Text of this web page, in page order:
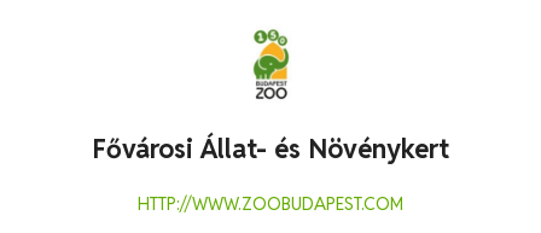
Fővárosi Állat- és Növénykert
HTTP://WWW.ZOOBUDAPEST.COM